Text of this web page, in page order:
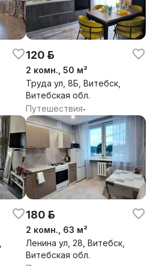
120 р.
2 комн., 50 м²
Труда ул, 8Б, Витебск,
Витебская обл.
Путешествия•
180 р.
2 комн., 63 м²
Ленина ул, 28, Витебск,
Витебская обл.